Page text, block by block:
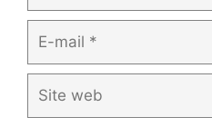
mail
web